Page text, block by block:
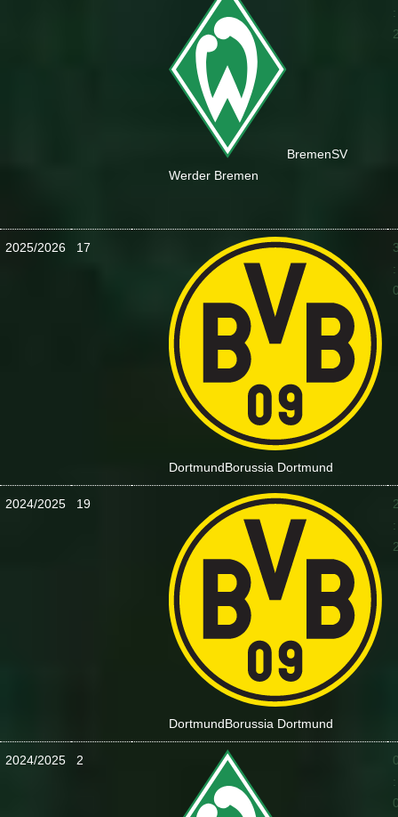
BremenSV
Werder Bremen
:
2025/2026 17
DortmundBorussia Dortmund
:
2024/2025 19
DortmundBorussia Dortmund
:
2024/2025 2
: